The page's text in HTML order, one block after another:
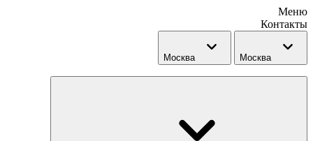
Меню
Контакты
Москва Москва